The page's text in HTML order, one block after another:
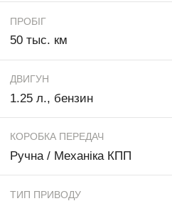
ПРОБІГ
50 тыс. км
ДВИГУН
1.25 л., бензин
КОРОБКА ПЕРЕДАЧ
Ручна / Механіка КПП
ТИП ПРИВОДУ